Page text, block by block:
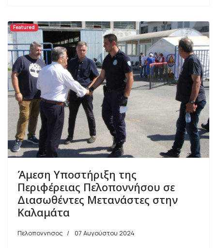
Featured
Άμεση Υποστήριξη της
Περιφέρειας Πελοποννήσου σε
Διασωθέντες Μετανάστες στην
Καλαμάτα
Πελοποννησος 07 Αυγούστου 2024